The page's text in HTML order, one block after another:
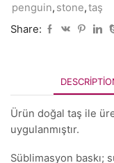
penguin, stone,taş
Share:
Ürün doğal taş ile
uygulanmıştır.
Süblimasyon baskı;